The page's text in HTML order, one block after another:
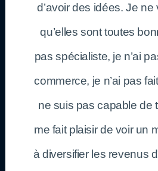
d’avoir des idées. Je ne
qu’elles sont toutes
pas spécialiste, je n’ai
commerce, je n’ai pas
ne suis pas capable de
me fait plaisir de voir un
à diversifier les revenus